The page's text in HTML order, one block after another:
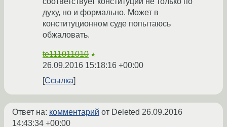
духу, но и формально. Может в
конституционном суде попытаюсь
обжаловать.
te111011010 ★
26.09.2016 15:18:16 +00:00
Ссылка
Ответ на: комментарий от Deleted 26.09.2016
14:43:34 +00:00